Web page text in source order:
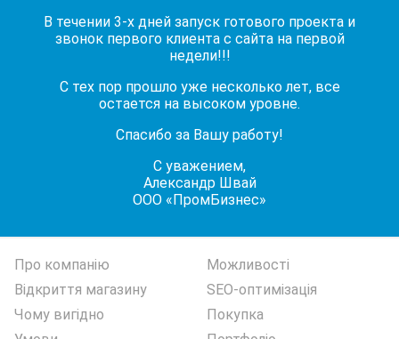
В течении 3-х дней запуск готового проекта и
звонок первого клиента с сайта на первой
недели!!!
С тех пор прошло уже несколько лет, все
остается на высоком уровне.
Спасибо за Вашу работу!
С уважением,
Александр Швай
ООО «ПромБизнес»
Про компанію
Відкриття магазину
Чому вигідно
Можливості
SEO-оптимізація
Покупка